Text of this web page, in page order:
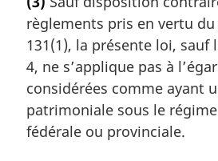
t
e
m
a
g
i
n
règlements pris en vertu
131(1), la présente loi, sauf
4, ne s’applique pas à
considérées comme ayant
patrimoniale sous le
fédérale ou provinciale.